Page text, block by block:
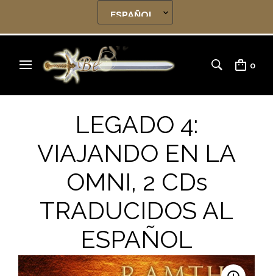
0
LEGADO 4:
VIAJANDO EN LA
OMNI, 2 CDs
TRADUCIDOS AL
ESPAÑOL